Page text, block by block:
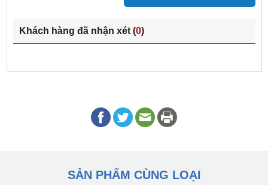
Khách hàng đã nhận xét (0)
SẢN PHẨM CÙNG LOẠI